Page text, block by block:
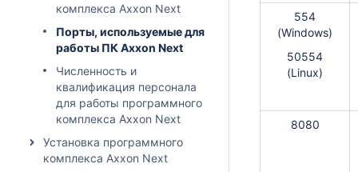
комплекса Axxon Next
Порты, используемые для
работы ПК Axxon Next
Численность и
квалификация персонала
для работы программного
комплекса Axxon Next
Установка программного
комплекса Axxon Next
554
(Windows)
50554
(Linux)
8080